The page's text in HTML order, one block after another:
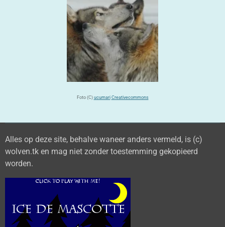
Foto (C) ucumari Creativecommons
Alles op deze site, behalve waneer anders vermeld, is (c)
wolven.tk en mag niet zonder toestemming gekopieerd
worden.